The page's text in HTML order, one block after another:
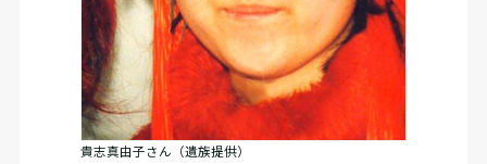
貴志真由子さん（遺族提供）